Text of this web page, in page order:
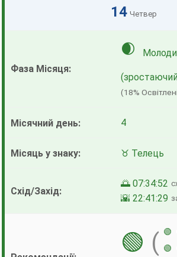
14 Четвер
🌒
(18%
4
♉ Телець
🌅 07:34:52
🌇 22:41:29
🟢 ( 🟢
🟢